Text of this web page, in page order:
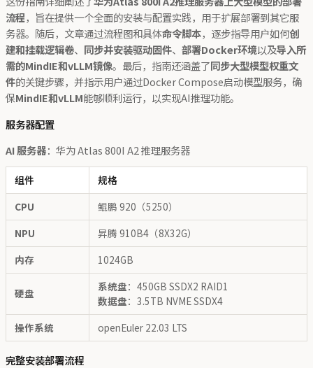
流程，旨在提供一个全面的安装与配置实践，用于扩展部署到其它服
务器。随后，文章通过流程图和具体命令脚本，逐步指导用户如何创
建和挂载逻辑卷、 同步并安装驱动固件、 部署Docker环境以及导入所
需的MindIE和vLLM镜像。最后，指南还涵盖了同步大型模型权重文
件的关键步骤，并指示用户通过Docker Compose启动模型服务，确
保MindIE和vLLM能够顺利运行，以实现AI推理功能。
服务器配置
AI 服务器：华为 Atlas 800I A2 推理服务器
组件
规格
CPU
鲲鹏 920（5250）
NPU
昇腾 910B4（8X32G）
内存
1024GB
硬盘 系统盘：450GB SSDX2 RAID1
数据盘：3.5TB NVME SSDX4
操作系统
openEuler 22.03 LTS
完整安装部署流程